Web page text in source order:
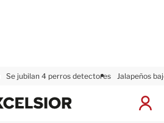
Se jubilan 4 perros detectores Jalapeños
I
x